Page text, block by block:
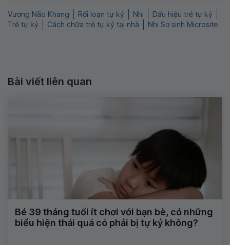
Vương Não Khang Rối loạn tự kỷ Nhi
Dấu hiệu trẻ tự kỷ
Trẻ tự kỷ
Cách chữa trẻ tự kỷ tại nhà Nhi Sơ sinh Microsite
Bài viết liên quan
Bé 39 tháng tuổi ít chơi với bạn bè, có những
biểu hiện thái quá có phải bị tự kỷ không?